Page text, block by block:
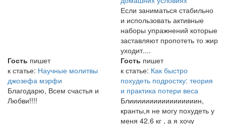
Если заниматься стабильно
и использовать активные
наборы упражнений которые
заставляют пропотеть то жир
уходит....
Гость пишет
к статье: Научные молитвы
джозефа мэрфи
Благодарю, Всем счастья и
Любви!!!!
Гость пишет
к статье: Как быстро
похудеть подростку: теория
и практика потери веса
Блииииииииииииииииин,
кранты,я не могу похудеть у
меня 42.6 кг , а я хочу